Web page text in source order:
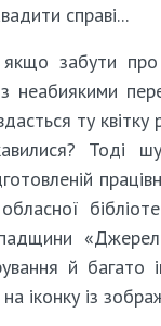
справі...
якщо забути
неабиякими
ту квітку
Тоді
й багато
іконку із